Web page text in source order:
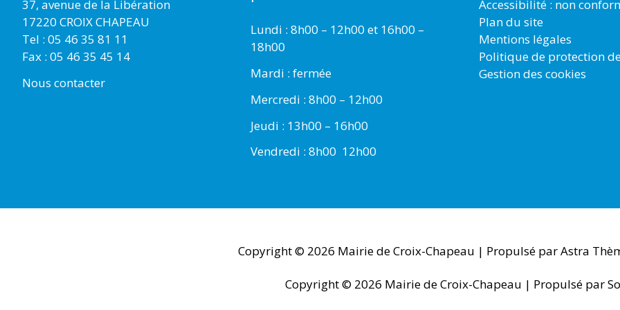
37, avenue de la Libération
17220 CROIX CHAPEAU
Tel : 05 46 35 81 11
Fax : 05 46 35 45 14
Nous contacter
Lundi : 8h00 – 12h00 et 16h00 –
18h00
Mardi : fermée
Mercredi : 8h00 – 12h00
Jeudi : 13h00 – 16h00
Vendredi : 8h00  12h00
Accessibilité : non
Plan du site
Mentions légales
Politique de protection
Gestion des cookies
Copyright © 2026 Mairie de Croix-Chapeau | Propulsé parAstra
Copyright © 2026 Mairie de Croix-Chapeau | Propulsé par